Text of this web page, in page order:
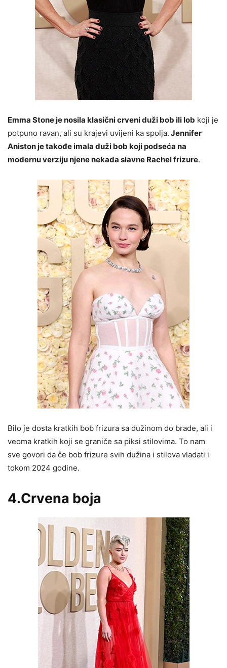
Emma Stone je nosila klasični crveni duži bob ili lob koji je
potpuno ravan, ali su krajevi uvijeni ka spolja. Jennifer
Aniston je takođe imala duži bob koji podseća na
modernu verziju njene nekada slavne Rachel frizure.
Bilo je dosta kratkih bob frizura sa dužinom do brade, ali i
veoma kratkih koji se graniče sa piksi stilovima. To nam
sve govori da če bob frizure svih dužina i stilova vladati i
tokom 2024 godine.
4.Crvena boja